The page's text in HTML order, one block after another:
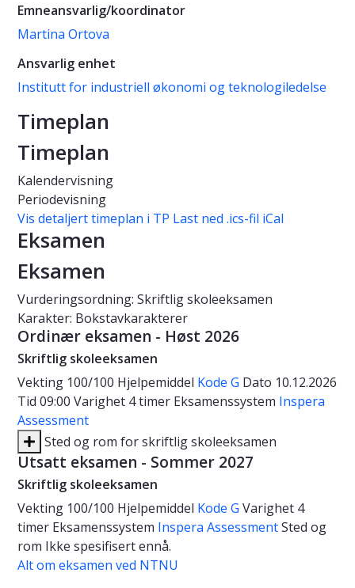
Emneansvarlig/koordinator
Martina Ortova
Ansvarlig enhet
Institutt for industriell økonomi og teknologiledelse
Timeplan
Timeplan
Kalendervisning
Periodevisning
Vis detaljert timeplan i TP Last ned .ics-fil iCal
Eksamen
Eksamen
Vurderingsordning: Skriftlig skoleeksamen
Karakter: Bokstavkarakterer
Ordinær eksamen - Høst 2026
Skriftlig skoleeksamen
Vekting 100/100 Hjelpemiddel Kode G Dato 10.12.2026
Tid 09:00 Varighet 4 timer Eksamenssystem Inspera
Assessment
Sted og rom for skriftlig skoleeksamen
Utsatt eksamen - Sommer 2027
Skriftlig skoleeksamen
Vekting 100/100 Hjelpemiddel Kode G Varighet 4
timer Eksamenssystem Inspera AssessmentSted og
rom Ikke spesifisert ennå.
Alt om eksamen ved NTNU